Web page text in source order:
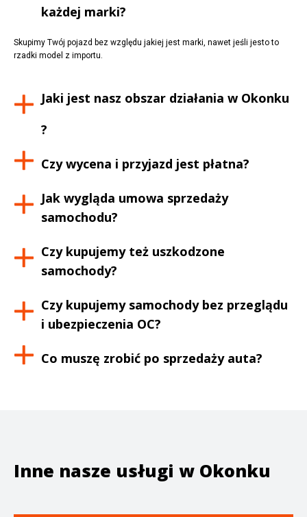
każdej marki?
Skupimy Twój pojazd bez względu jakiej jest marki, nawet jeśli jesto to
rzadki model z importu.
Jaki jest nasz obszar działania w Okonku
?
Czy wycena i przyjazd jest płatna?
Jak wygląda umowa sprzedaży
samochodu?
Czy kupujemy też uszkodzone
samochody?
Czy kupujemy samochody bez przeglądu
i ubezpieczenia OC?
Co muszę zrobić po sprzedaży auta?
Inne nasze usługi w Okonku